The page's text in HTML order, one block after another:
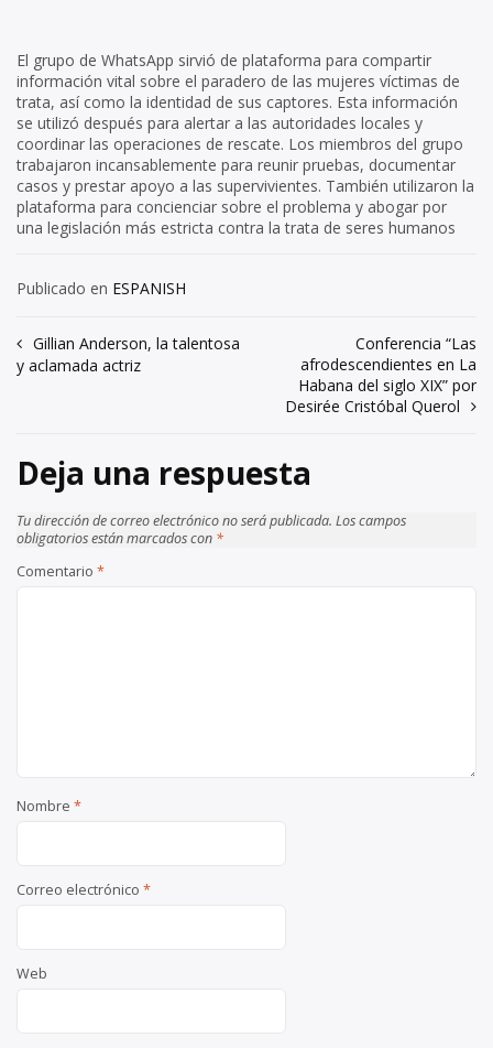
El grupo de WhatsApp sirvió de plataforma para compartir
información vital sobre el paradero de las mujeres víctimas de
trata, así como la identidad de sus captores. Esta información
se utilizó después para alertar a las autoridades locales y
coordinar las operaciones de rescate. Los miembros del grupo
trabajaron incansablemente para reunir pruebas, documentar
casos y prestar apoyo a las supervivientes. También utilizaron la
plataforma para concienciar sobre el problema y abogar por
una legislación más estricta contra la trata de seres humanos
Publicado en ESPANISH
Navegación
de
Gillian Anderson, la talentosa
y aclamada actriz
Conferencia “Las
afrodescendientes en La
Habana del siglo XIX” por
Desirée Cristóbal Querol
Deja una respuesta
Tu dirección de correo electrónico no será publicada. Los campos
obligatorios están marcados con *
Comentario *
Nombre *
Correo electrónico *
Web